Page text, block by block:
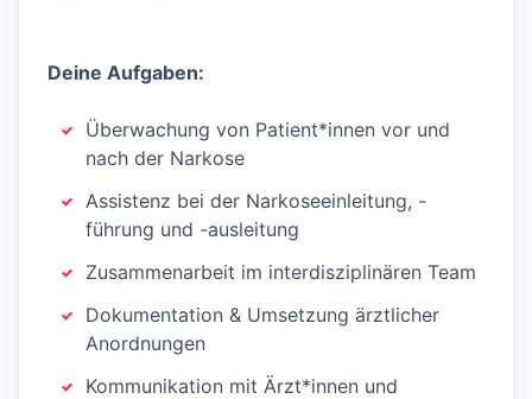
Deine Aufgaben:
Überwachung von Patient*innen vor und
nach der Narkose
Assistenz bei der Narkoseeinleitung, -
führung und -ausleitung
Zusammenarbeit im interdisziplinären Team
Dokumentation & Umsetzung ärztlicher
Anordnungen
Kommunikation mit Ärzt*innen und